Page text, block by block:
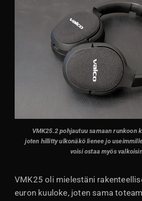
VMK25.2 pohjautuu samaan runkoon
joten hillitty ulkonäkö lienee jo
voisi ostaa myös
VMK25 oli mielestäni
euron kuuloke, joten sama